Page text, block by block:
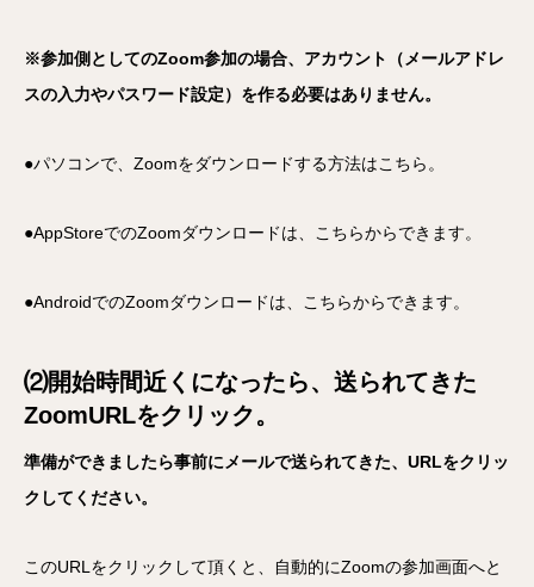
※参加側としてのZoom参加の場合、アカウント（メールアドレ
スの入力やパスワード設定）を作る必要はありません。
●パソコンで、Zoomをダウンロードする方法はこちら。
●AppStoreでのZoomダウンロードは、こちらからできます。
●AndroidでのZoomダウンロードは、こちらからできます。
⑵開始時間近くになったら、送られてきた
ZoomURLをクリック。
準備ができましたら事前にメールで送られてきた、URLをクリッ
クしてください。
このURLをクリックして頂くと、自動的にZoomの参加画面へと